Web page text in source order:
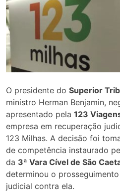
O presidente do Superior
ministro Herman Benjamin,
apresentado pela 123
empresa em recuperação
123 Milhas. A decisão foi
de competência instaurado
da 3ª Vara Cível de São
determinou o
judicial contra ela.